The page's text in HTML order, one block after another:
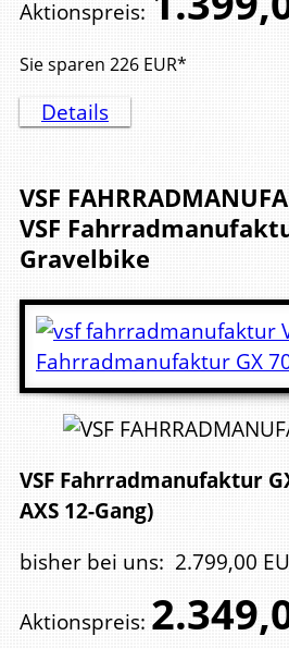
Aktionspreis:
Sie sparen 226 EUR*
Details
VSF
VSF
Gravelbike
VSF Fahrradmanufaktur
AXS 12-Gang)
bisher bei uns: 2.799,00
Aktionspreis: 2.349,